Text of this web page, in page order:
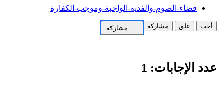
قضاء-الصوم-والفدية-الواجبة-وموجب-الكفارة
أجب علق مشاركة مشاركة
عدد الإجابات: 1